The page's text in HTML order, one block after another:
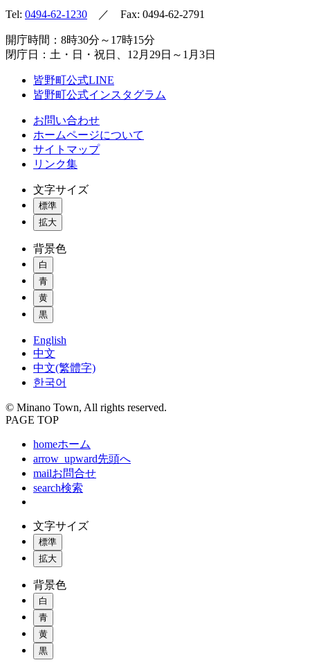
Tel: 0494-62-1230 ／ Fax: 0494-62-2791
開庁時間：8時30分～17時15分
閉庁日：土・日・祝日、12月29日～1月3日
皆野町公式LINE
皆野町公式インスタグラム
お問い合わせ
ホームページについて
サイトマップ
リンク集
文字サイズ
標準
拡大
背景色
白
青
黄
黒
English
中文
中文(繁體字)
한국어
© Minano Town, All rights reserved.
PAGE TOP
homeホーム
arrow_upward先頭へ
mailお問合せ
search検索
文字サイズ
標準
拡大
背景色
白
青
黄
黒